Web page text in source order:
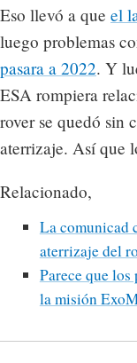
Eso llevó a que el
luego problemas
pasara a 2022. Y
ESA rompiera
rover se quedó sin
aterrizaje. Así que
Relacionado,
La comunicad
aterrizaje del
Parece que
la misión